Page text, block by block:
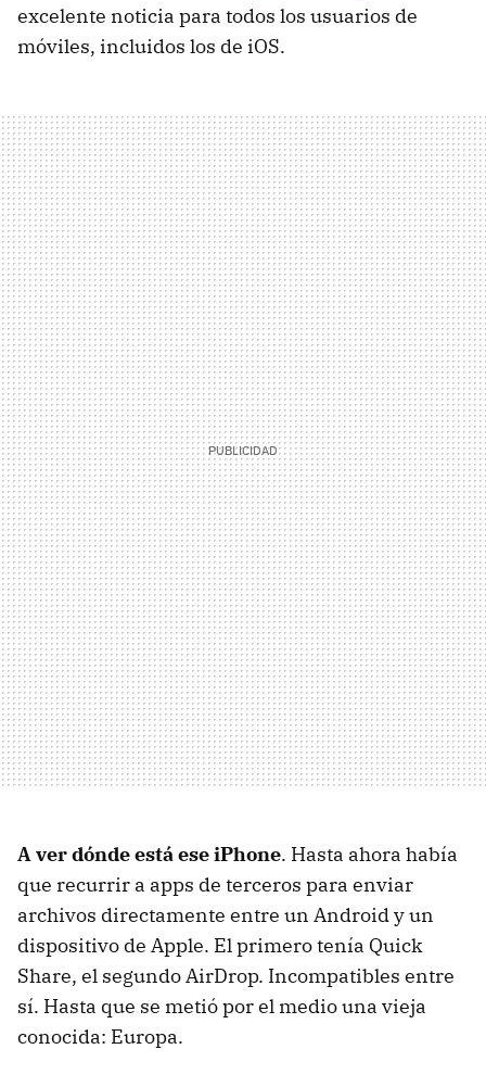
excelente noticia para todos los usuarios de
móviles, incluidos los de iOS.
A ver dónde está ese iPhone. Hasta ahora había
que recurrir a apps de terceros para enviar
archivos directamente entre un Android y un
dispositivo de Apple. El primero tenía Quick
Share, el segundo AirDrop. Incompatibles entre
sí. Hasta que se metió por el medio una vieja
conocida: Europa.